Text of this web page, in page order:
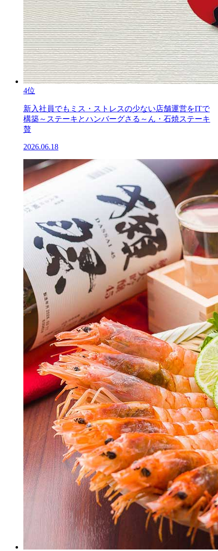
4位
新入社員でもミス・ストレスの少ない店舗運営をITで
構築～ステーキとハンバーグさる～ん・石焼ステーキ
贅
2026.06.18